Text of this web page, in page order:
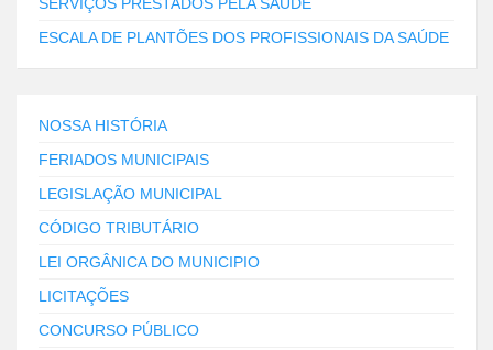
SERVIÇOS PRESTADOS PELA SAUDE
ESCALA DE PLANTÕES DOS PROFISSIONAIS DA SAÚDE
NOSSA HISTÓRIA
FERIADOS MUNICIPAIS
LEGISLAÇÃO MUNICIPAL
CÓDIGO TRIBUTÁRIO
LEI ORGÂNICA DO MUNICIPIO
LICITAÇÕES
CONCURSO PÚBLICO